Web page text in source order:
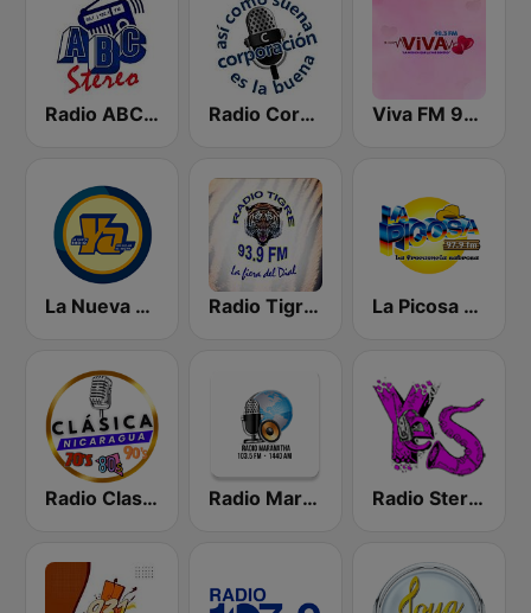
Radio ABC Stereo Radio Corporación (YNOW) Viva FM 98.3 FM
La Nueva Radio Ya 600 Radio Tigre 93.9 FM La Picosa 97.9 FM
Radio Clasico Nicaragua Radio Maranatha Radio Stereo Yes 90.1